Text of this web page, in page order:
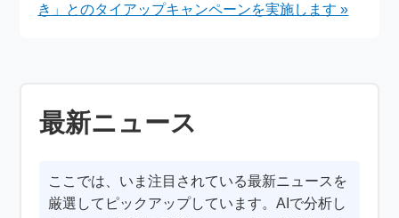
き」とのタイアップキャンペーンを実施します »
最新ニュース
ここでは、いま注目されている最新ニュースを
厳選してピックアップしています。AIで分析し